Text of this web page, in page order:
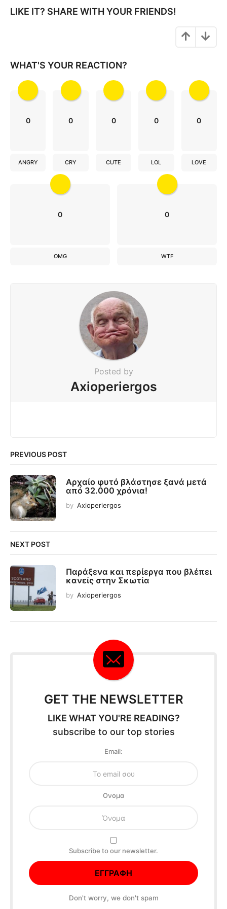
i
i
LIKE IT? SHARE WITH YOUR FRIENDS!
WHAT'S YOUR REACTION?
0
ANGRY
0
CRY
0
CUTE
0
LOL
0
LOVE
0
OMG
0
WTF
Posted by
Axioperiergos
PREVIOUS POST
Αρχαίο φυτό βλάστησε ξανά μετά
από 32.000 χρόνια!
by Axioperiergos
NEXT POST
Παράξενα και περίεργα που βλέπει
κανείς στην Σκωτία
by Axioperiergos
GET THE NEWSLETTER
LIKE WHAT YOU'RE READING?
subscribe to our top stories
Email:
Oνομα
Subscribe to our newsletter.
Don't worry, we don't spam